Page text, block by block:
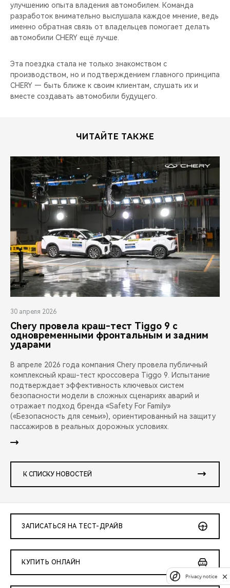
улучшению опыта владения автомобилем. Команда
разработок внимательно выслушала каждое мнение, ведь
именно обратная связь от владельцев помогает делать
автомобили CHERY ещё лучше.
Эта поездка стала не только знакомством с
производством, но и подтверждением главного принципа
CHERY — быть ближе к своим клиентам, слушать их и
вместе создавать автомобили будущего.
ЧИТАЙТЕ ТАКЖЕ
30 апреля 2026
Chery провела краш-тест Tiggo 9 с
одновременными фронтальным и задним
ударами
В апреле 2026 года компания Chery провела публичный
комплексный краш-тест кроссовера Tiggo 9. Испытание
подтверждает эффективность ключевых систем
безопасности модели в сложных сценариях аварий и
отражает подход бренда «Safety For Family»
(«Безопасность для семьи»), ориентированный на защиту
пассажиров в реальных дорожных условиях.
К СПИСКУ НОВОСТЕЙ
ЗАПИСАТЬСЯ НА ТЕСТ-ДРАЙВ
КУПИТЬ ОНЛАЙН
Privacy notice